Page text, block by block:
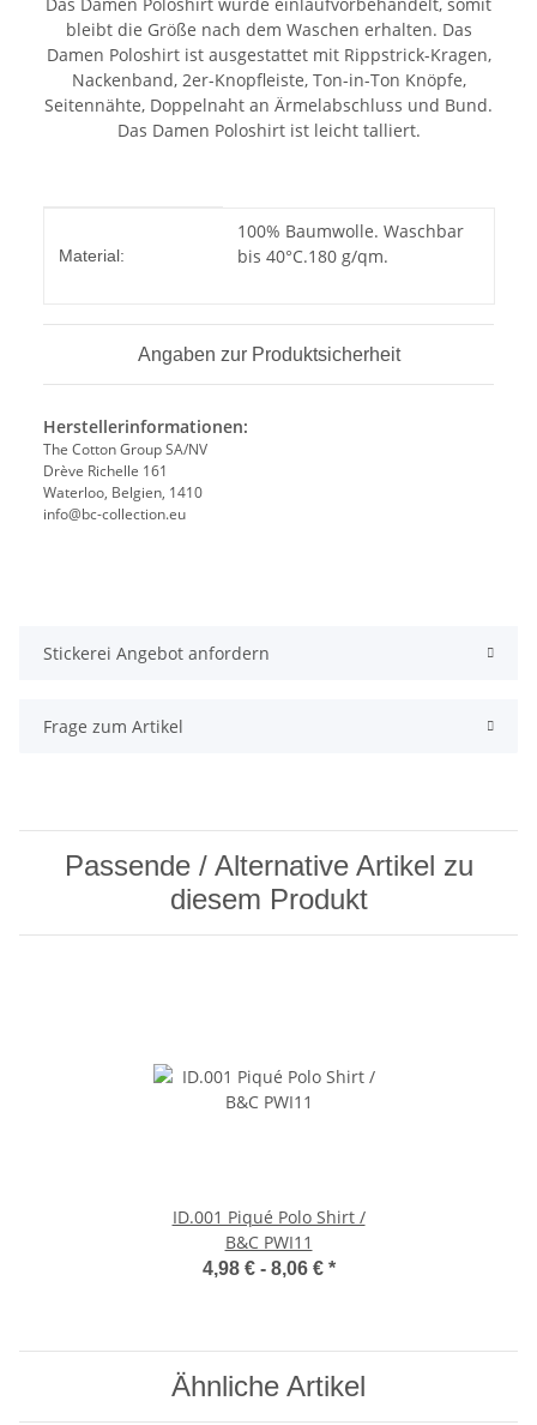
bleibt die Größe nach dem Waschen erhalten. Das
Damen Poloshirt ist ausgestattet mit Rippstrick-Kragen,
Nackenband, 2er-Knopfleiste, Ton-in-Ton Knöpfe,
Seitennähte, Doppelnaht an Ärmelabschluss und Bund.
Das Damen Poloshirt ist leicht talliert.
Material:
100% Baumwolle. Waschbar
bis 40°C.180 g/qm.
Angaben zur Produktsicherheit
Herstellerinformationen:
The Cotton Group SA/NV
Drève Richelle 161
Waterloo, Belgien, 1410
info@bc-collection.eu
Stickerei Angebot anfordern
Frage zum Artikel
Passende / Alternative Artikel zu
diesem Produkt
ID.001 Piqué Polo Shirt /
B&C PWI11
4,98 € - 8,06 € *
Ähnliche Artikel